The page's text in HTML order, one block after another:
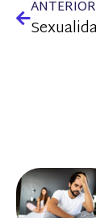
ANTERIOR